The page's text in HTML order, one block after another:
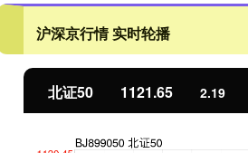
沪深京行情 实时轮播
北证50 1121.65 2.19